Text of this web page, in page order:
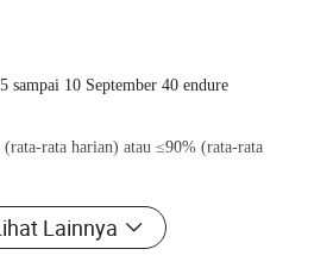
sampai 10 September 40 endure
rata harian) atau ≤90% (rata-rata
dengan tekanan 700pa di permukaan
Lainnya